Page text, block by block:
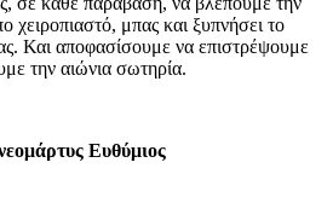
χειροπιαστό, μπας και ξυπνήσει το
Και αποφασίσουμε να επιστρέψουμε
την αιώνια σωτηρία.
Ευθύμιος